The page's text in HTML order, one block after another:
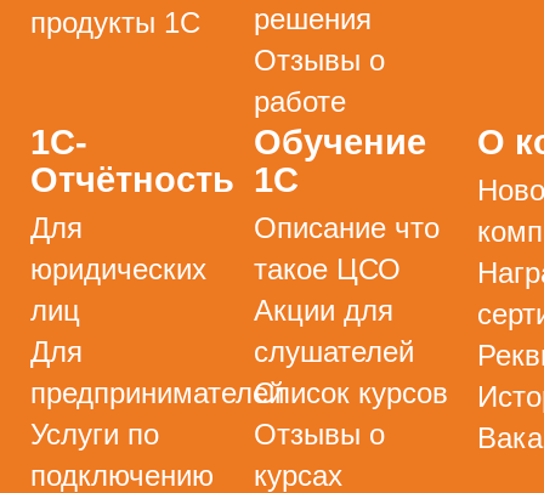
продукты 1С
решения
Отзывы о
работе
1С-
Отчётность
Для
юридических
лиц
Для
предпринимателей
Услуги по
подключению
Обучение
1С
Описание что
такое ЦСО
Акции для
слушателей
Список курсов
Отзывы о
курсах
О